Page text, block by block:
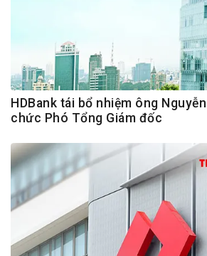
HDBank tái bổ nhiệm ông
chức Phó Tổng Giám đốc